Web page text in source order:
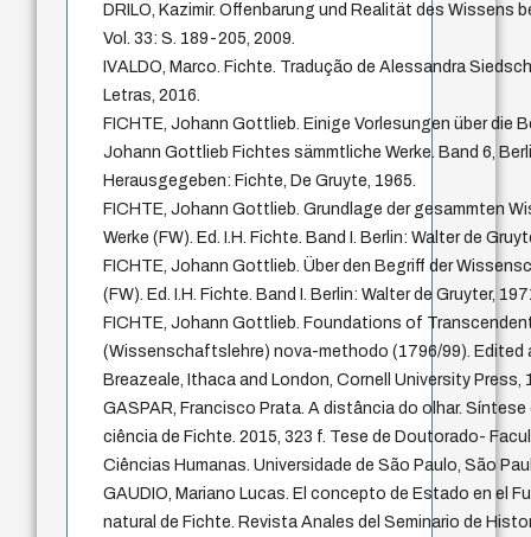
DRILO, Kazimir. Offenbarung und Realität des Wissens
Vol. 33: S. 189-205, 2009.
IVALDO, Marco. Fichte. Tradução de Alessandra
Letras, 2016.
FICHTE, Johann Gottlieb. Einige Vorlesungen über die
Johann Gottlieb Fichtes sämmtliche Werke. Band 6,
Herausgegeben: Fichte, De Gruyte, 1965.
FICHTE, Johann Gottlieb. Grundlage der gesammten
Werke (FW). Ed. I.H. Fichte. Band I. Berlin: Walter de
FICHTE, Johann Gottlieb. Über den Begriff der
(FW). Ed. I.H. Fichte. Band I. Berlin: Walter de Gruyter,
FICHTE, Johann Gottlieb. Foundations of
(Wissenschaftslehre) nova-methodo (1796/99). Edited
Breazeale, Ithaca and London, Cornell University Press,
GASPAR, Francisco Prata. A distância do olhar.
ciência de Fichte. 2015, 323 f. Tese de Doutorado-
Ciências Humanas. Universidade de São Paulo, São
GAUDIO, Mariano Lucas. El concepto de Estado en el
natural de Fichte. Revista Anales del Seminario de